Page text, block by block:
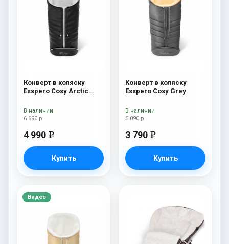
Конверт в коляску
Esspero Cosy Arctic
6 690 р
4 990 e
Купить
В наличии
Конверт в коляску
Esspero Cosy Grey
5 090 р
3 790 e
Купить
В наличии
Видео